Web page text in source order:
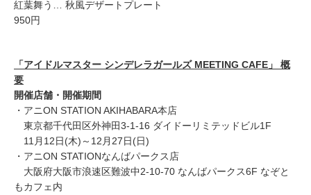
紅葉舞う… 秋風デザートプレート
950円
「アイドルマスター シンデレラガールズ MEETING CAFE」 概
要
開催店舗・開催期間
・アニON STATION AKIHABARA本店
東京都千代田区外神田3-1-16 ダイドーリミテッドビル1F
11月12日(木)～12月27日(日)
・アニON STATIONなんばパークス店
大阪府大阪市浪速区難波中2-10-70 なんばパークス6F なぞと
もカフェ内